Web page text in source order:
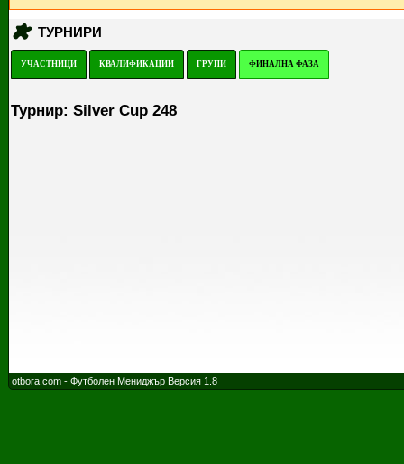
ТУРНИРИ
УЧАСТНИЦИ КВАЛИФИКАЦИИ ГРУПИ ФИНАЛНА ФАЗА
Турнир: Silver Cup 248
otbora.com - Футболен Мениджър Версия 1.8